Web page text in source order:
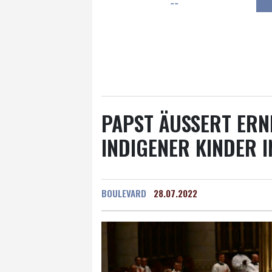
Frankfurt am Main
--
PAPST ÄUSSERT
NDIGENER KINDER
BOULEVARD 28.07.2022